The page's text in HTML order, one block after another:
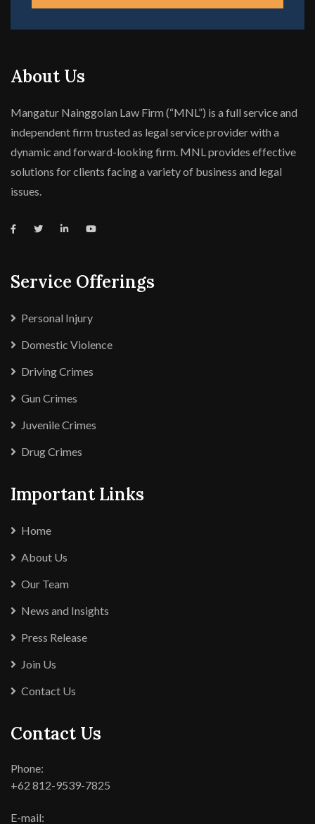
About Us
Mangatur Nainggolan Law Firm (“MNL”) is a full service and
independent firm trusted as legal service provider with a
dynamic and forward-looking firm. MNL provides effective
solutions for clients facing a variety of business and legal
issues.
Service Offerings
Personal Injury
Domestic Violence
Driving Crimes
Gun Crimes
Juvenile Crimes
Drug Crimes
Important Links
Home
About Us
Our Team
News and Insights
Press Release
Join Us
Contact Us
Contact Us
Phone:
+62 812-9539-7825
E-mail: